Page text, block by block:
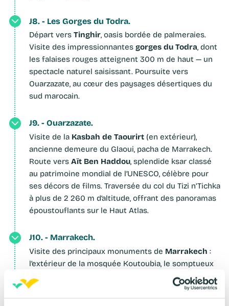
J8. - Les Gorges du Todra.
Départ versTinghir, oasis bordée de palmeraies.
Visite des impressionnantesgorges du Todra, dont
les falaises rouges atteignent 300 m de haut — un
spectacle naturel saisissant. Poursuite vers
Ouarzazate, au cœur des paysages désertiques du
sud marocain.
J9. - Ouarzazate.
Visite de la Kasbah de Taourirt(en extérieur),
ancienne demeure du Glaoui, pacha de Marrakech.
Route versAït Ben Haddou, splendide ksar classé
au patrimoine mondial de l’UNESCO, célèbre pour
ses décors de films. Traversée du col du Tizi n’Tichka
à plus de 2 260 m d’altitude, offrant des panoramas
époustouflants sur le Haut Atlas.
J10. - Marrakech.
Visite des principaux monuments de Marrakech :
l’extérieur de la mosquée Koutoubia, le somptueux
palais de la Bahia et la Medersa Ben Youssef.
Déjeuner à l’hôtel puis flânerie sur la mythique place
Jemaa el-Fna, animée de conteurs, charmeurs et